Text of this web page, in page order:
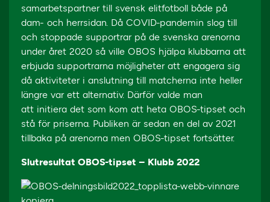
samarbetspartner till svensk elitfotboll både på
dam- och herrsidan. Då COVID-pandemin slog till
och stoppade supportrar på de svenska arenorna
under året 2020 så ville OBOS hjälpa klubbarna att
erbjuda supportrarna möjligheter att engagera sig
då aktiviteter i anslutning till matcherna inte heller
längre var ett alternativ. Därför valde man
att initiera det som kom att heta OBOS-tipset och
stå för priserna. Publiken är sedan en del av 2021
tillbaka på arenorna men OBOS-tipset fortsätter.
Slutresultat OBOS-tipset – Klubb 2022